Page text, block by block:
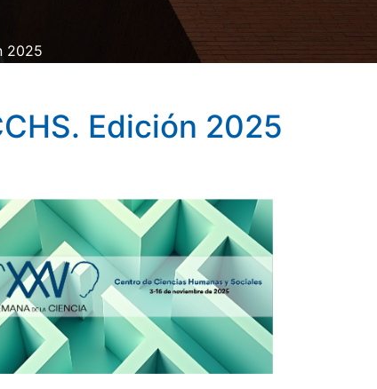
2025
Edición 2025